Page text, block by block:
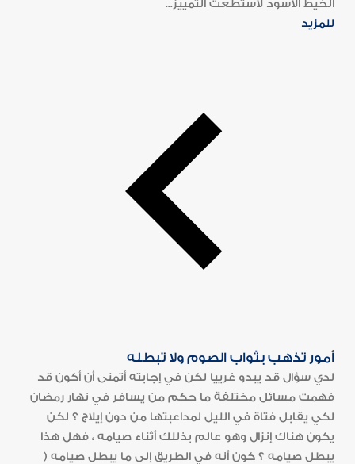
الخيط الأسود لاستطعت التمييز...
للمزيد
أمور تذهب بثواب الصوم ولا تبطله
لدي سؤال قد يبدو غرييا لكن في إجابته أتمنى أن أكون قد
فهمت مسائل مختلفة ما حكم من يسافر في نهار رمضان
لكي يقابل فتاة في الليل لمداعبتها من دون إيلاج ؟ لكن
يكون هناك إنزال وهو عالم بذللك أثناء صيامه ، فهل هذا
يبطل صيامه ؟ كون أنه في الطريق إلى ما يبطل صيامه (